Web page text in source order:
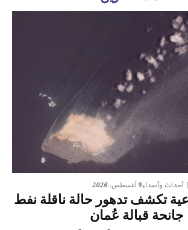
أحداث وأصداء9 أغسطس، 2026
تكشف تدهور حالة ناقلة نفط
جانحة قبالة عُمان